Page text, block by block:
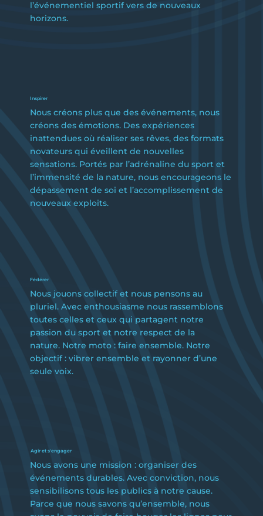
Fédérer
Nous jouons collectif et nous pensons au
pluriel. Avec enthousiasme nous rassemblons
toutes celles et ceux qui partagent notre
passion du sport et notre respect de la
nature. Notre moto : faire ensemble. Notre
objectif : vibrer ensemble et rayonner d’une
seule voix.
Agir et s'engager
Nous avons une mission : organiser des
événements durables. Avec conviction, nous
sensibilisons tous les publics à notre cause.
Parce que nous savons qu’ensemble, nous
Inspirer
Nous créons plus que des événements, nous
créons des émotions. Des expériences
inattendues où réaliser ses rêves, des formats
novateurs qui éveillent de nouvelles
sensations. Portés par l’adrénaline du sport et
l’immensité de la nature, nous encourageons le
dépassement de soi et l’accomplissement de
nouveaux exploits.
l’événementiel sportif vers de nouveaux
horizons.